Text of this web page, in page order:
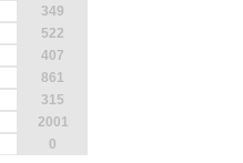
349
522
407
861
315
2001
0